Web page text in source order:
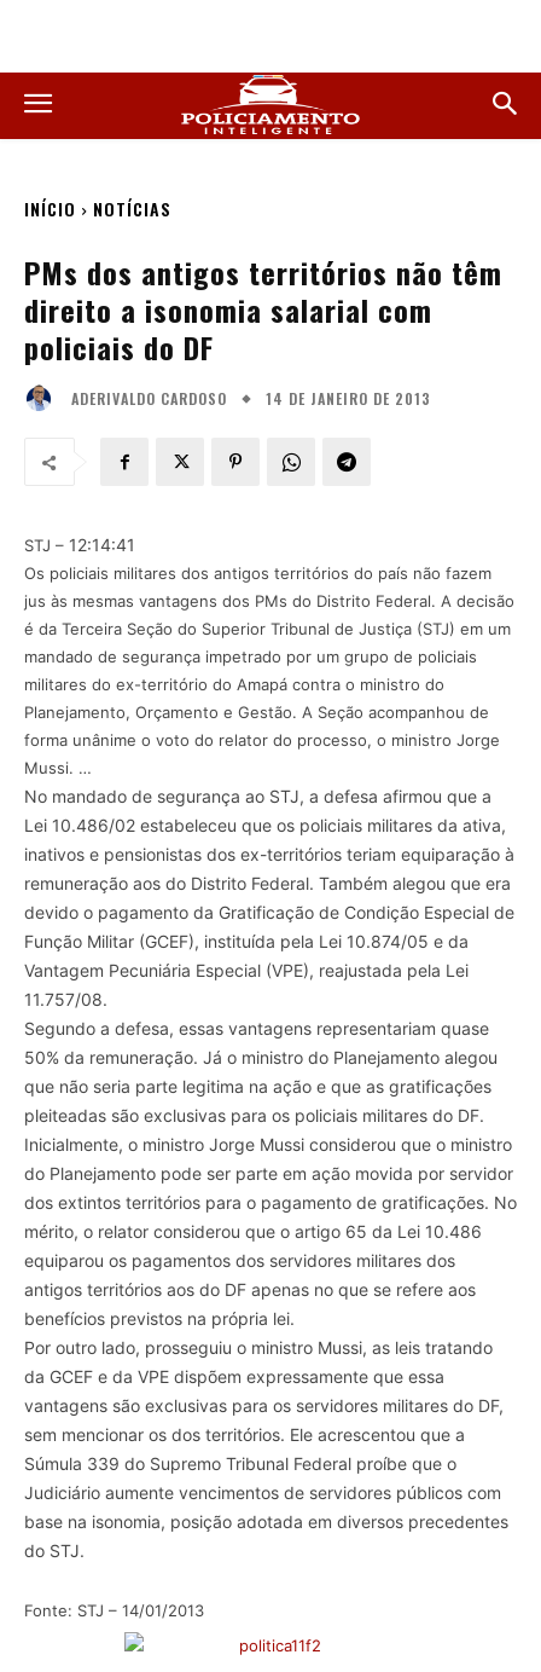
INÍCIO NOTÍCIAS
PMs dos antigos territórios não têm
direito a isonomia salarial com
policiais do DF
ADERIVALDO CARDOSO 14 DE JANEIRO DE 2013
STJ – 12:14:41
Os policiais militares dos antigos territórios do país não fazem
jus às mesmas vantagens dos PMs do Distrito Federal. A decisão
é da Terceira Seção do Superior Tribunal de Justiça (STJ) em um
mandado de segurança impetrado por um grupo de policiais
militares do ex-território do Amapá contra o ministro do
Planejamento, Orçamento e Gestão. A Seção acompanhou de
forma unânime o voto do relator do processo, o ministro Jorge
Mussi. …
No mandado de segurança ao STJ, a defesa afirmou que a
Lei 10.486/02 estabeleceu que os policiais militares da ativa,
inativos e pensionistas dos ex-territórios teriam equiparação à
remuneração aos do Distrito Federal. Também alegou que era
devido o pagamento da Gratificação de Condição Especial de
Função Militar (GCEF), instituída pela Lei 10.874/05 e da
Vantagem Pecuniária Especial (VPE), reajustada pela Lei
11.757/08.
Segundo a defesa, essas vantagens representariam quase
50% da remuneração. Já o ministro do Planejamento alegou
que não seria parte legitima na ação e que as gratificações
pleiteadas são exclusivas para os policiais militares do DF.
Inicialmente, o ministro Jorge Mussi considerou que o ministro
do Planejamento pode ser parte em ação movida por servidor
dos extintos territórios para o pagamento de gratificações. No
mérito, o relator considerou que o artigo 65 da Lei 10.486
equiparou os pagamentos dos servidores militares dos
antigos territórios aos do DF apenas no que se refere aos
benefícios previstos na própria lei.
Por outro lado, prosseguiu o ministro Mussi, as leis tratando
da GCEF e da VPE dispõem expressamente que essa
vantagens são exclusivas para os servidores militares do DF,
sem mencionar os dos territórios. Ele acrescentou que a
Súmula 339 do Supremo Tribunal Federal proíbe que o
Judiciário aumente vencimentos de servidores públicos com
base na isonomia, posição adotada em diversos precedentes
do STJ.
Fonte: STJ – 14/01/2013